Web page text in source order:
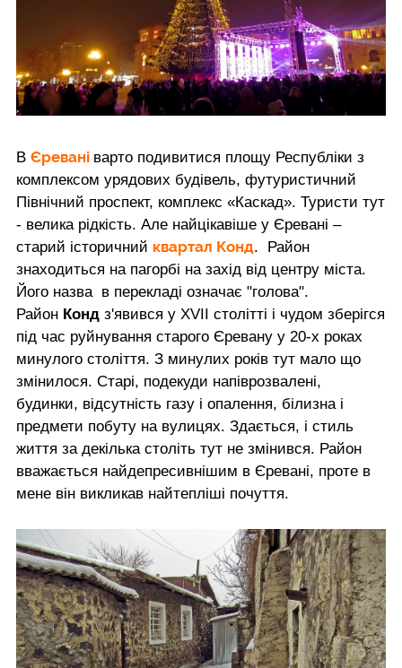
В Єревані варто подивитися площу Республіки з
комплексом урядових будівель, футуристичний
Північний проспект, комплекс «Каскад». Туристи тут
- велика рідкість. Але найцікавіше у Єревані –
старий історичний квартал Конд. Район
знаходиться на пагорбі на захід від центру міста.
Його назва в перекладі означає "голова".
Район Конд з'явився у ХVII столітті і чудом зберігся
під час руйнування старого Єревану у 20-х роках
минулого століття. З минулих років тут мало що
змінилося. Старі, подекуди напіврозвалені,
будинки, відсутність газу і опалення, білизна і
предмети побуту на вулицях. Здається, і стиль
життя за декілька століть тут не змінився. Район
вважається найдепресивнішим в Єревані, проте в
мене він викликав найтепліші почуття.